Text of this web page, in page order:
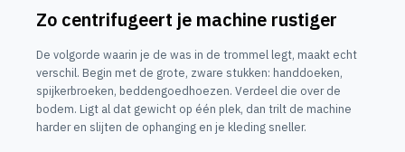
Zo centrifugeert je machine rustiger
De volgorde waarin je de was in de trommel legt, maakt echt
verschil. Begin met de grote, zware stukken: handdoeken,
spijkerbroeken, beddengoedhoezen. Verdeel die over de
bodem. Ligt al dat gewicht op één plek, dan trilt de machine
harder en slijten de ophanging en je kleding sneller.